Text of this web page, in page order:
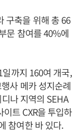
구축을 위해 총 66
문 참여를 40%에
까지 160여 개국,
사 메카 성지순례
나 지역의 SEHA
트 CXR을 투입하
참여한 바 있다.